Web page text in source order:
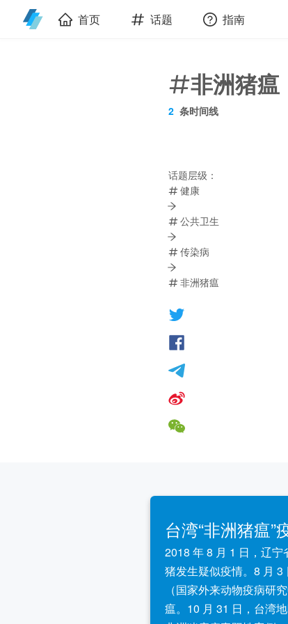
首页 话题 指南
非洲猪瘟
2 条时间线
话题层级：
健康
公共卫生
传染病
非洲猪瘟
台湾“非洲猪瘟”
2018 年 8 月 1 日，辽
猪发生疑似疫情。8 月
（国家外来动物疫病研
瘟。10 月 31 日，台湾